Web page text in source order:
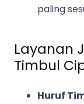
paling
Layanan
Timbul
Huruf